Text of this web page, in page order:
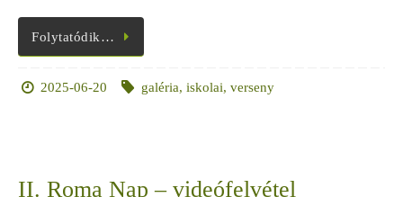
Folytatódik…
2025-06-20 galéria, iskolai, verseny
II. Roma Nap – videófelvétel